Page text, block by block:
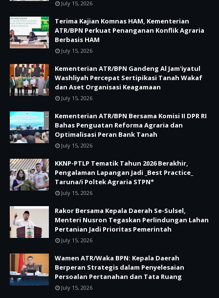
July 15, 2026
Terima Kajian Komnas HAM, Kementerian
ATR/BPN Perkuat Penanganan Konflik Agraria
Berbasis HAM
July 15, 2026
Kementerian ATR/BPN Gandeng Al Jam'iyatul
Washliyah Percepat Sertipikasi Tanah Wakaf
dan Aset Organisasi Keagamaan
July 15, 2026
Kementerian ATR/BPN Bersama Komisi II DPR RI
Bahas Penguatan Reforma Agraria dan
Optimalisasi Peran Bank Tanah
July 15, 2026
KKNP-PTLP Tematik Tahun 2026 Berakhir,
Pengalaman Lapangan Jadi _Best Practice_
Taruna/i Poltek Agraria STPN*
July 15, 2026
Rakor Bersama Kepala Daerah Se-Sulsel,
Menteri Nusron Tegaskan Perlindungan Lahan
Pertanian Jadi Prioritas Pemerintah
July 15, 2026
Wamen ATR/Waka BPN: Kepala Daerah
Berperan Strategis dalam Penyelesaian
Persoalan Pertanahan dan Tata Ruang
July 15, 2026